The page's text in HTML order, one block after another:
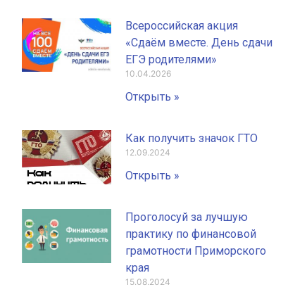
Всероссийская акция
«Сдаём вместе. День сдачи
ЕГЭ родителями»
10.04.2026
Открыть »
Как получить значок ГТО
12.09.2024
Открыть »
Проголосуй за лучшую
практику по финансовой
грамотности Приморского
края
15.08.2024